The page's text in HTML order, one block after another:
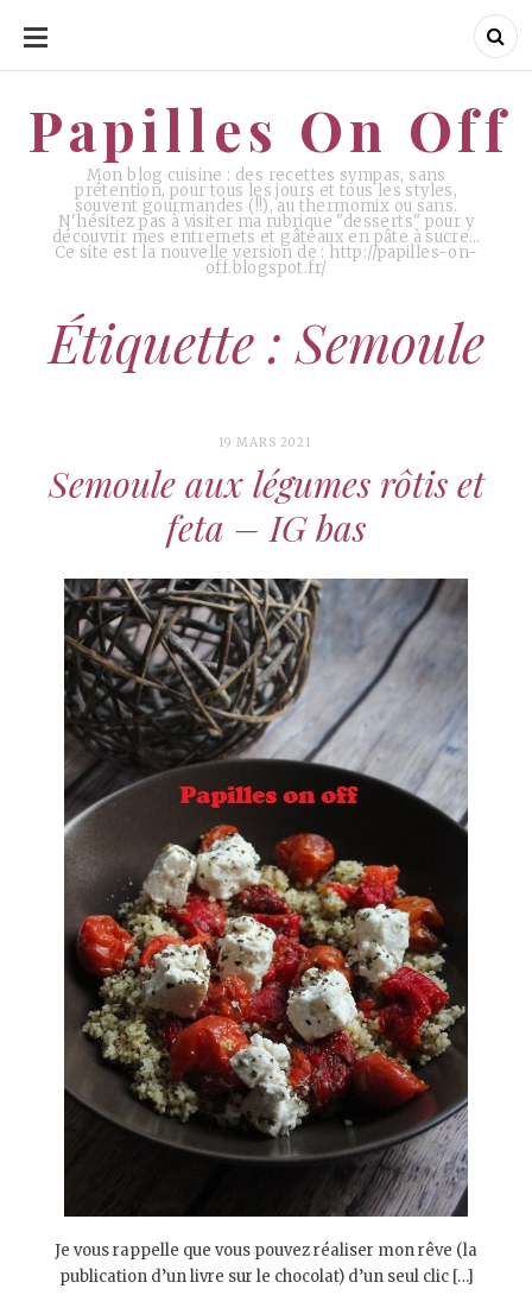
ALLER
CONTENU
Papilles On Off
Mon blog cuisine : des recettes sympas, sans
prétention, pour tous les jours et tous les styles,
souvent gourmandes (!!), au thermomix ou sans.
N'hésitez pas à visiter ma rubrique "desserts" pour y
découvrir mes entremets et gâteaux en pâte à sucre…
Ce site est la nouvelle version de : http://papilles-on-
off.blogspot.fr/
Papilles On Off
Étiquette : Semoule
19 MARS 2021
Semoule aux légumes rôtis et
feta – IG bas
Je vous rappelle que vous pouvez réaliser mon rêve (la
publication d’un livre sur le chocolat) d’un seul clic […]